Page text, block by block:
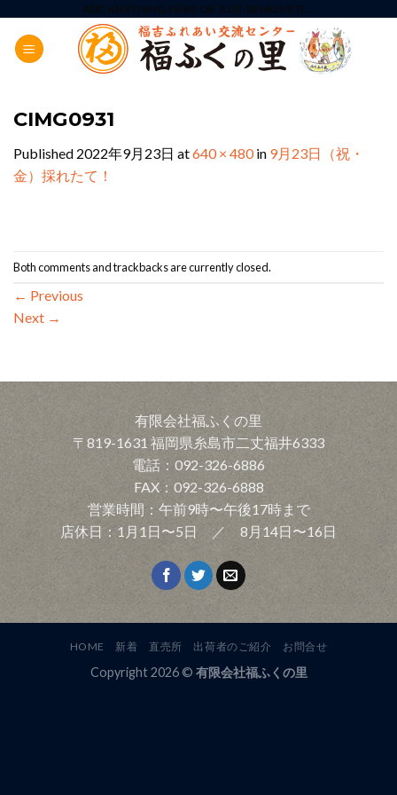
content
ADD ANYTHING HERE OR JUST REMOVE IT...
CIMG0931
Published 2022年9月23日 at640 × 480in 9月23日（祝・
金）採れたて！
Both comments and trackbacks are currently closed.
← Previous
Next →
有限会社福ふくの里
〒819-1631 福岡県糸島市二丈福井6333
電話：092-326-6886
FAX：092-326-6888
営業時間：午前9時〜午後17時まで
店休日：1月1日〜5日 ／ 8月14日〜16日
HOME 新着 直売所 出荷者のご紹介 お問合せ
Copyright 2026 © 有限会社福ふくの里